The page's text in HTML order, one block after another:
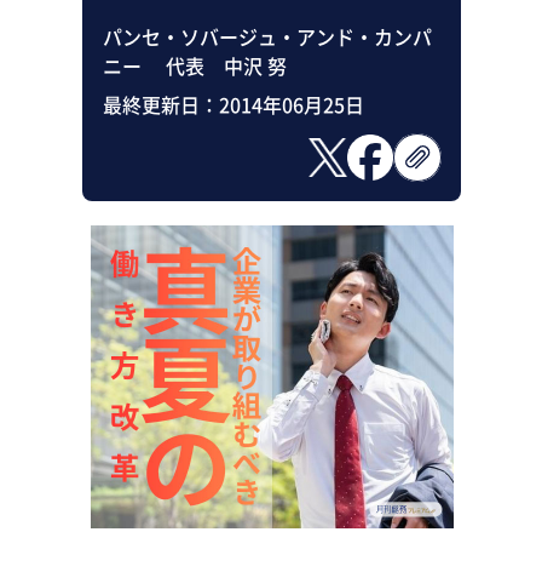
パンセ・ソバージュ・アンド・カンパ
ニー 代表 中沢 努
最終更新日： 2014年06月25日